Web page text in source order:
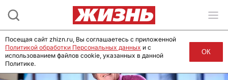
Посещая сайт zhizn.ru, Вы соглашаетесь с приложенной
Политикой обработки Персональных данных и с
использованием файлов cookie, указанных в данной
Политике.
ОК